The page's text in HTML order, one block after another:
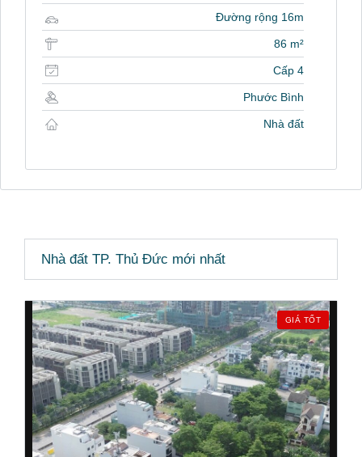
Đường rộng 16m
86 m²
Cấp 4
Phước Bình
Nhà đất
Nhà đất TP. Thủ Đức mới nhất
GIÁ TỐT